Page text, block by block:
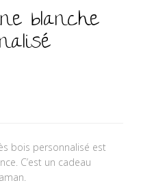
blanche
bois personnalisé est
C’est un cadeau